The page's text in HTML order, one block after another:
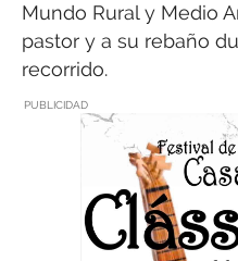
Mundo Rural y Medio
pastor y a su rebaño
recorrido.
PUBLICIDAD